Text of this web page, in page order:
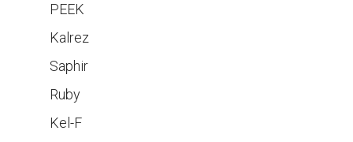
PEEK
Kalrez
Saphir
Ruby
Kel-F